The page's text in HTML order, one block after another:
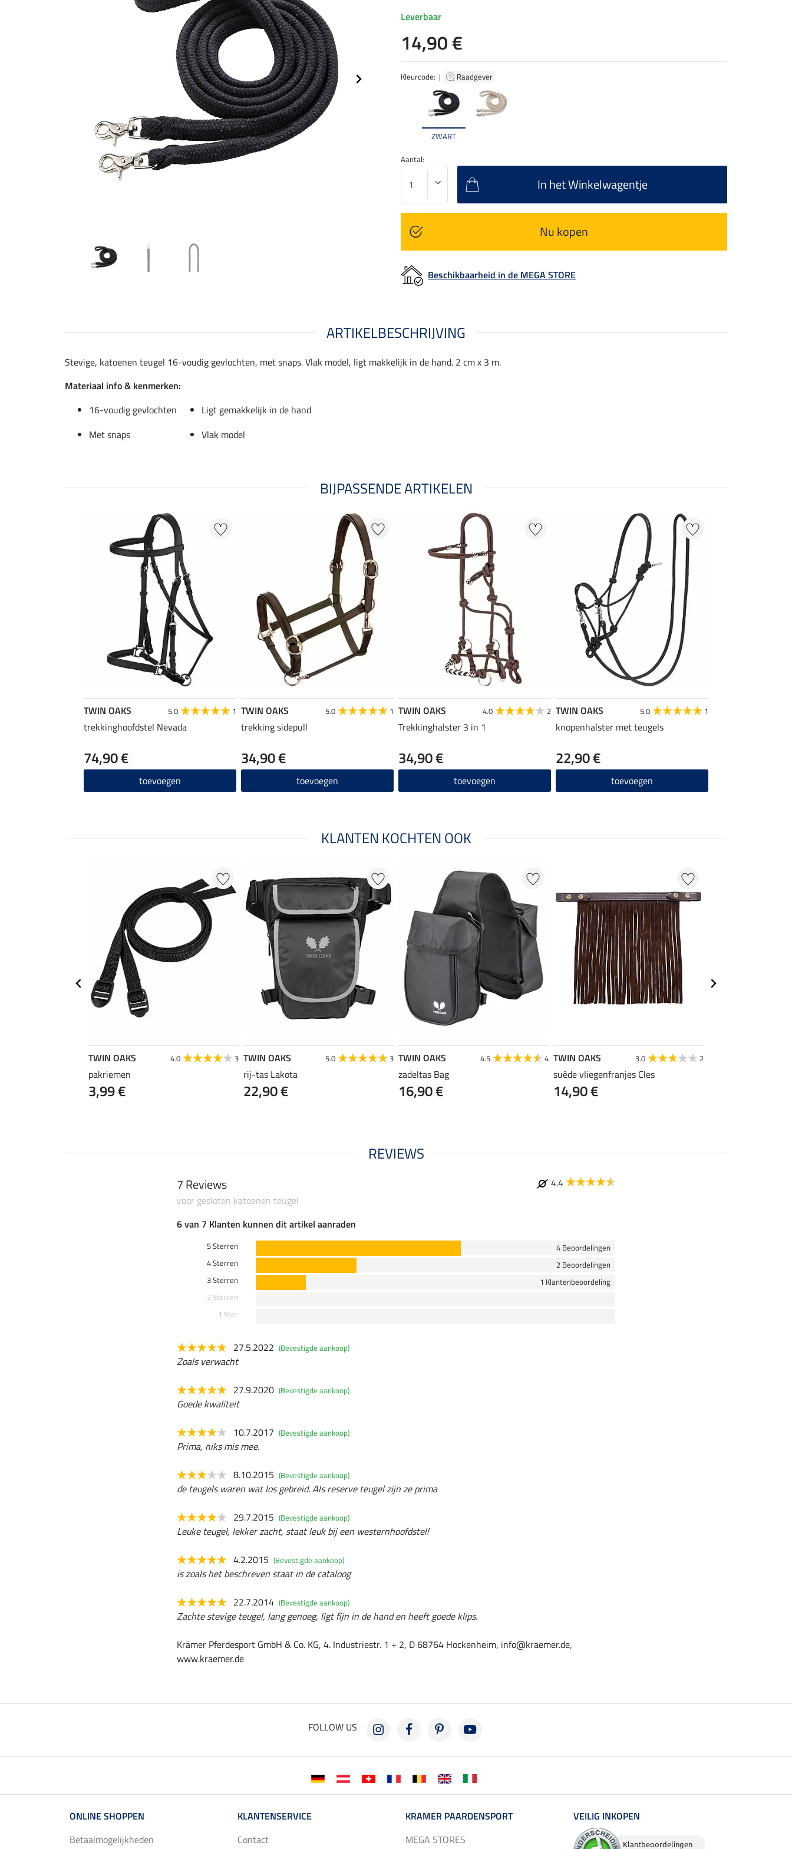
Kleurcode: | Raadgever
ZWART
Leverbaar
14,90 €
Aantal:
In het Winkelwagentje
Nu kopen
Beschikbaarheid in de MEGA STORE
ARTIKELBESCHRIJVING
Stevige, katoenen teugel 16-voudig gevlochten, met snaps. Vlak model, ligt makkelijk in de hand. 2 cm x 3 m.
Materiaal info & kenmerken:
16-voudig gevlochten
Ligt gemakkelijk in de hand
Met snaps
Vlak model
BIJPASSENDE ARTIKELEN
TWIN OAKS 5.0 1
trekkinghoofdstel Nevada
74,90 €
toevoegen
TWIN OAKS 5.0 1
trekking sidepull
34,90 €
toevoegen
TWIN OAKS 4.0 2
Trekkinghalster 3 in 1
34,90 €
toevoegen
TWIN OAKS 5.0 1
knopenhalster met teugels
22,90 €
toevoegen
KLANTEN KOCHTEN OOK
TWIN OAKS 4.0 3
pakriemen
3,99 €
TWIN OAKS 5.0 3
rij-tas Lakota
22,90 €
TWIN OAKS 4.5 4
zadeltas Bag
16,90 €
TWIN OAKS 3.0 2
suède vliegenfranjes Cles
14,90 €
REVIEWS
7 Reviews
4.4
voor gesloten katoenen teugel
6 van 7 Klanten kunnen dit artikel aanraden
5 Sterren
4 Beoordelingen
4 Sterren
2 Beoordelingen
3 Sterren
1 Klantenbeoordeling
2 Sterren
1 Ster
27.5.2022 (Bevestigde aankoop)
Zoals verwacht
27.9.2020 (Bevestigde aankoop)
Goede kwaliteit
10.7.2017 (Bevestigde aankoop)
Prima, niks mis mee.
8.10.2015 (Bevestigde aankoop)
de teugels waren wat los gebreid. Als reserve teugel zijn ze prima
29.7.2015 (Bevestigde aankoop)
Leuke teugel, lekker zacht, staat leuk bij een westernhoofdstel!
4.2.2015 (Bevestigde aankoop)
is zoals het beschreven staat in de cataloog
22.7.2014 (Bevestigde aankoop)
Zachte stevige teugel, lang genoeg, ligt fijn in de hand en heeft goede klips.
Krämer Pferdesport GmbH & Co. KG, 4. Industriestr. 1 + 2, D 68764 Hockenheim, info@kraemer.de,
www.kraemer.de
FOLLOW US
ONLINE SHOPPEN
Betaalmogelijkheden
KLANTENSERVICE
Contact
KRAMER PAARDENSPORT
MEGA STORES
VEILIG INKOPEN
Klantbeoordelingen